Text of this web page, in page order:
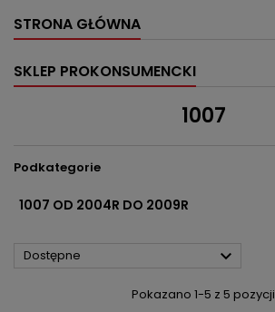
STRONA GŁÓWNA
SKLEP PROKONSUMENCKI
1007
Podkategorie
1007 OD 2004R DO 2009R
Dostępne 
Pokazano 1-5 z 5 pozycji